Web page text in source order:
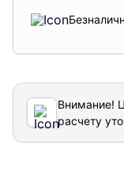
Внимание!
расчету